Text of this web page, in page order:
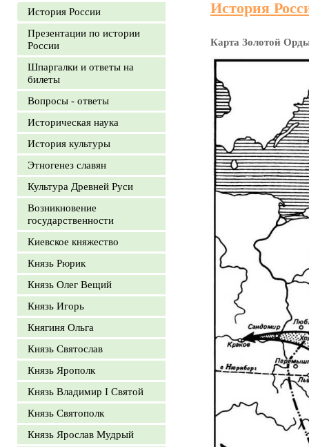
История России
Презентации по истории
России
Шпаргалки и ответы на
билеты
Вопросы - ответы
Историческая наука
История культуры
Этногенез славян
Культура Древней Руси
Возникновение
государственности
Киевское княжество
Князь Рюрик
Князь Олег Вещий
Князь Игорь
Княгиня Ольга
Князь Святослав
Князь Ярополк
Князь Владимир I Святой
Князь Святополк
Князь Ярослав Мудрый
История
Карта Золотой